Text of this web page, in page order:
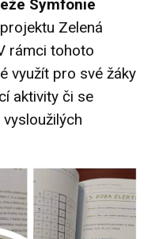
Symfonie
Zelená
rámci tohoto
využít pro své žáky
aktivity či se